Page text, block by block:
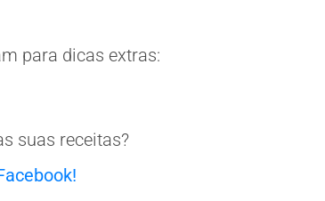
para dicas extras:
suas receitas?